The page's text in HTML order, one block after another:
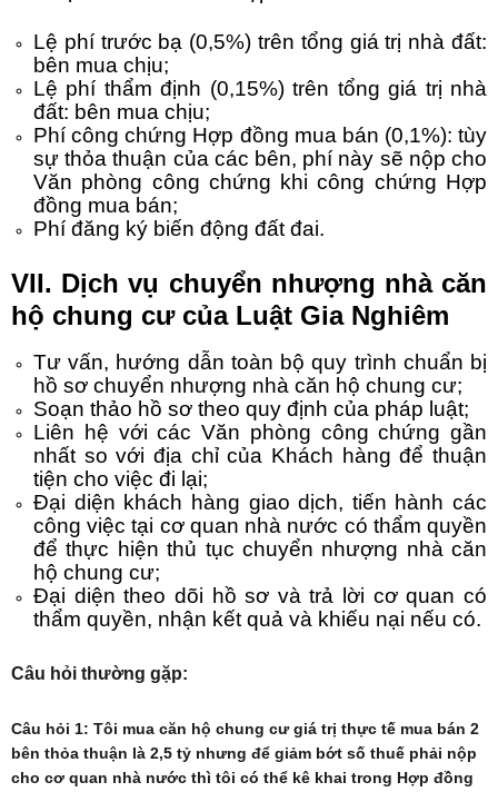
Lệ phí trước bạ (0,5%) trên tổng giá trị nhà đất:
bên mua chịu;
Lệ phí thẩm định (0,15%) trên tổng giá trị nhà
đất: bên mua chịu;
Phí công chứng Hợp đồng mua bán (0,1%): tùy
sự thỏa thuận của các bên, phí này sẽ nộp cho
Văn phòng công chứng khi công chứng Hợp
đồng mua bán;
Phí đăng ký biến động đất đai.
VII. Dịch vụ chuyển nhượng nhà căn
hộ chung cưcủa Luật Gia Nghiêm
Tư vấn, hướng dẫn toàn bộ quy trình chuẩn bị
hồ sơ chuyển nhượng nhà căn hộ chung cư;
Soạn thảo hồ sơ theo quy định của pháp luật;
Liên hệ với các Văn phòng công chứng gần
nhất so với địa chỉ của Khách hàng để thuận
tiện cho việc đi lại;
Đại diện khách hàng giao dịch, tiến hành các
công việc tại cơ quan nhà nước có thẩm quyền
để thực hiện thủ tục chuyển nhượng nhà căn
hộ chung cư;
Đại diện theo dõi hồ sơ và trả lời cơ quan có
thẩm quyền, nhận kết quả và khiếu nại nếu có.
Câu hỏi thường gặp:
Câu hỏi 1: Tôi mua căn hộ chung cư giá trị thực tế mua bán 2
bên thỏa thuận là 2,5 tỷ nhưng để giảm bớt số thuế phải nộp
cho cơ quan nhà nước thì tôi có thể kê khai trong Hợp đồng